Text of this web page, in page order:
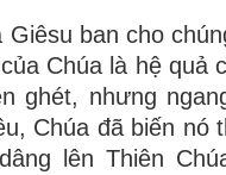
Giêsu ban cho
Chúa là hệ quả
ghét, nhưng
Chúa đã biến nó
lên Thiên